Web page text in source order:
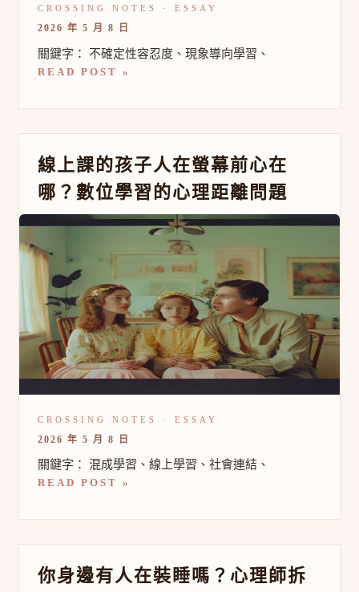
2026 年 5 月 8 日
關鍵字： 不確定性容忍度、現象導向學習、
本
更
焦
慮
READ POST »
線上課的孩子人在螢幕前心在
哪？數位學習的心理距離問題
2026 年 5 月 8 日
關鍵字： 混成學習、線上學習、社會連結、
線
上
課
的
人
在
幕
心
在
哪？
數
習
的
理
距
READ POST »
你身邊有人在裝睡嗎？心理師拆
你
身